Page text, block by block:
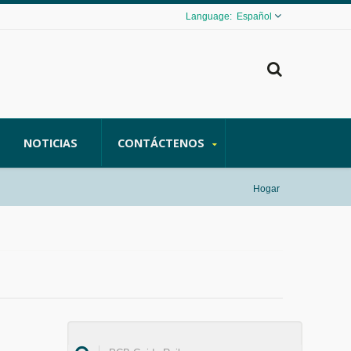
Español
NOTICIAS CONTÁCTENOS
Hogar